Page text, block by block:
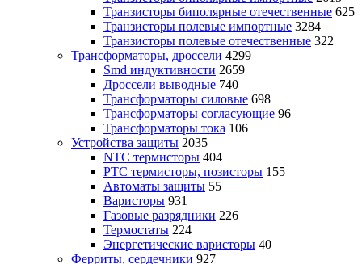
Транзисторы биполярные отечественные 625
Транзисторы полевые импортные 3284
Транзисторы полевые отечественные 322
Трансформаторы, дроссели 4299
Smd индуктивности 2659
Дроссели выводные 740
Трансформаторы силовые 698
Трансформаторы согласующие 96
Трансформаторы тока 106
Устройства защиты 2035
NTC термисторы 404
PTC термисторы, позисторы 155
Автоматы защиты 55
Варисторы 931
Газовые разрядники 226
Термостаты 224
Энергетические варисторы 40
Ферриты, сердечники 927